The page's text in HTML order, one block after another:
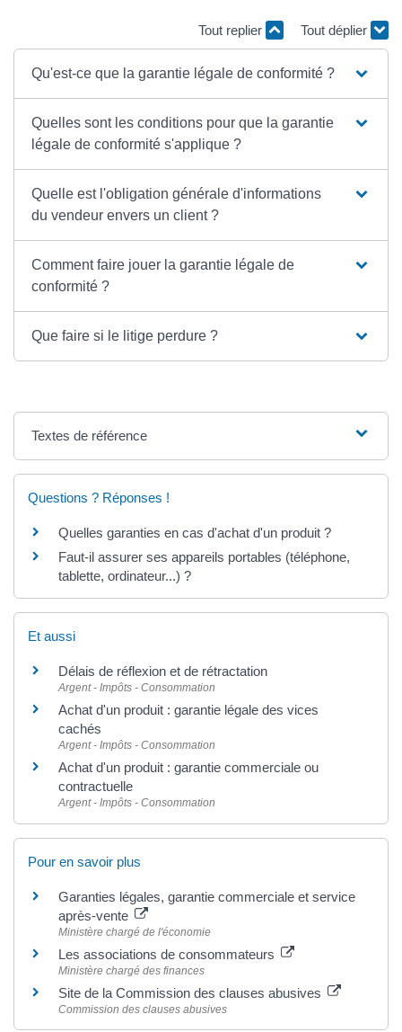
Tout replier Tout déplier
Qu'est-ce que la garantie légale de conformité ?
Quelles sont les conditions pour que la garantie
légale de conformité s'applique ?
Quelle est l'obligation générale d'informations
du vendeur envers un client ?
Comment faire jouer la garantie légale de
conformité ?
Que faire si le litige perdure ?
Textes de référence
Questions ? Réponses !
Quelles garanties en cas d'achat d'un produit ?
Faut-il assurer ses appareils portables (téléphone,
tablette, ordinateur...) ?
Et aussi
Délais de réflexion et de rétractation
Argent - Impôts - Consommation
Achat d'un produit : garantie légale des vices
cachés
Argent - Impôts - Consommation
Achat d'un produit : garantie commerciale ou
contractuelle
Argent - Impôts - Consommation
Pour en savoir plus
Garanties légales, garantie commerciale et service
après-vente
Ministère chargé de l'économie
Les associations de consommateurs
Ministère chargé des finances
Site de la Commission des clauses abusives
Commission des clauses abusives